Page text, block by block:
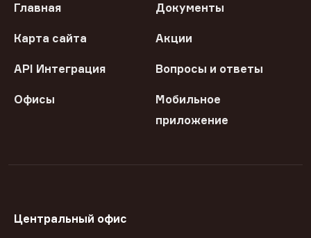
Главная Документы
Карта сайта Акции
API Интеграция Вопросы и ответы
Офисы
Мобильное
приложение
Центральный офис